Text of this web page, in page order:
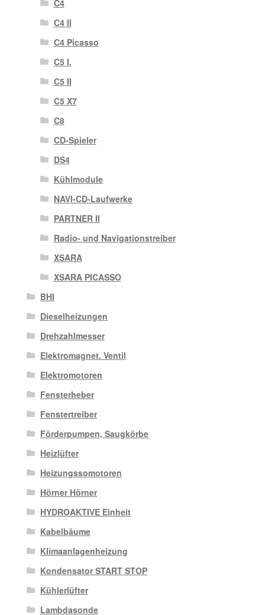
C4
C4 II
C4 Picasso
C5 I.
C5 II
C5 X7
C8
CD-Spieler
DS4
Kühlmodule
NAVI-CD-Laufwerke
PARTNER II
Radio- und Navigationstreiber
XSARA
XSARA PICASSO
BHI
Dieselheizungen
Drehzahlmesser
Elektromagnet. Ventil
Elektromotoren
Fensterheber
Fenstertreiber
Förderpumpen, Saugkörbe
Heizlüfter
Heizungssomotoren
Hörner Hörner
HYDROAKTIVE Einheit
Kabelbäume
Klimaanlagenheizung
Kondensator START STOP
Kühlerlüfter
Lambdasonde